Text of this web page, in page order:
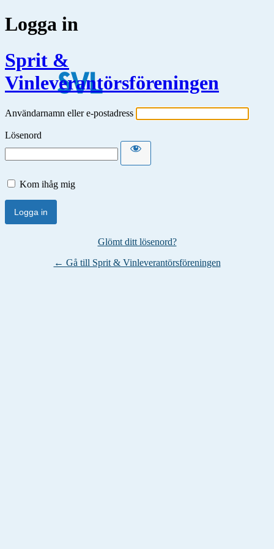
Logga in
Sprit &
Vinleverantörsföreningen
Användarnamn eller e-postadress
Lösenord
Kom ihåg mig
Glömt ditt lösenord?
← Gå till Sprit & Vinleverantörsföreningen